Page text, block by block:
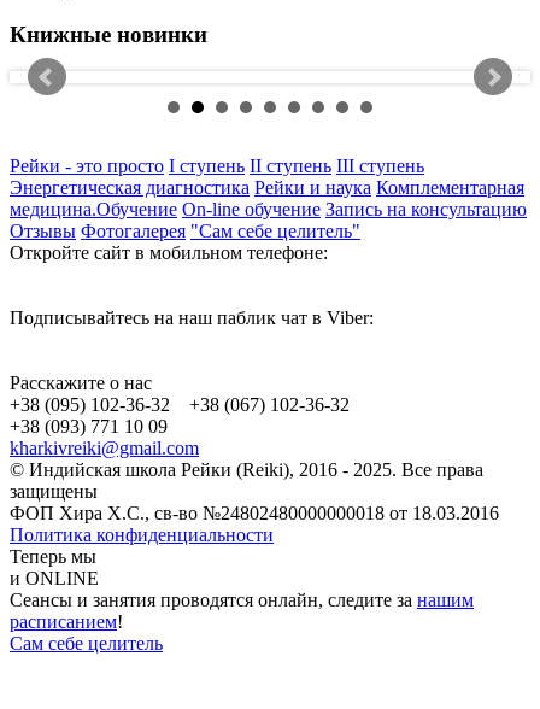
Книжные новинки
Рейки - это просто I ступень II ступень III ступень
Энергетическая диагностика Рейки и наука Комплементарная
медицина.Обучение On-line обучение Запись на консультацию
Отзывы Фотогалерея "Сам себе целитель"
Откройте сайт в мобильном телефоне:
Подписывайтесь на наш паблик чат в Viber:
Расскажите о нас
+38 (095) 102-36-32 +38 (067) 102-36-32
+38 (093) 771 10 09
kharkivreiki@gmail.com
© Индийская школа Рейки (Reiki), 2016 - 2025. Все права
защищены
ФОП Хира Х.С., св-во №24802480000000018 от 18.03.2016
Политика конфиденциальности
Теперь мы
и ONLINE
Сеансы и занятия проводятся онлайн, следите за нашим
расписанием!
Сам себе целитель